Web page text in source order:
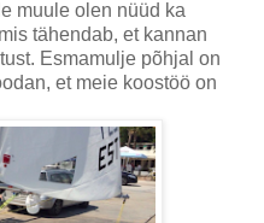
muule olen nüüd ka
tähendab, et kannan
Esmamulje põhjal on
et meie koostöö on